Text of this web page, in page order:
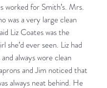
worked for Smith’s. Mrs.
was a very large clean
Liz Coates was the
she’d ever seen. Liz had
always wore clean
and Jim noticed that
always neat behind. He